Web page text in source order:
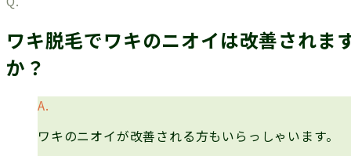
ワキ脱毛でワキのニオイは改善されま
か？
ワキのニオイが改善される方もいらっしゃいます。